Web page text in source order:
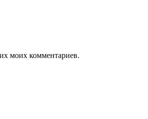
моих комментариев.